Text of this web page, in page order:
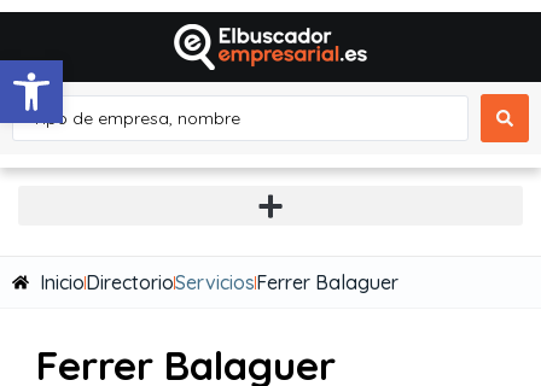
Abrir barra de herramientas
InicioDirectorioServiciosFerrer Balaguer
Ferrer Balaguer